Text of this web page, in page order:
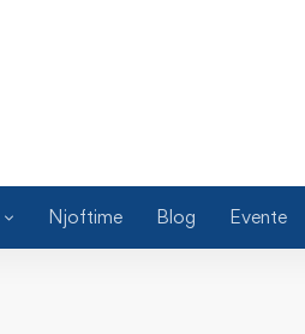
Njoftime Blog Evente